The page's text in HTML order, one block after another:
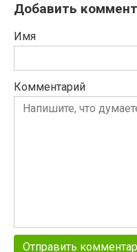
Добавить
Имя
Комментарий